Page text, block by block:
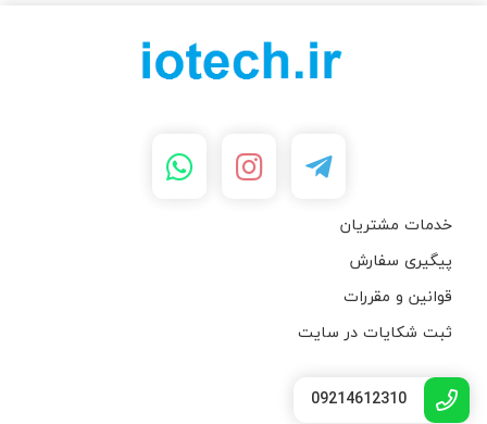
خدمات مشتریان
پیگیری سفارش
قوانین و مقررات
ثبت شکایات در سایت
09214612310